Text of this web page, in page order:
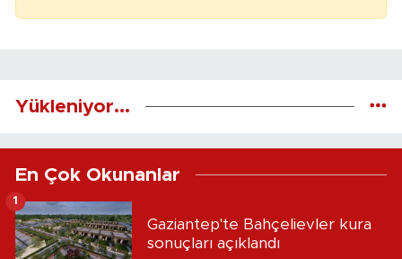
Yükleniyor...
En Çok Okunanlar
Gaziantep'te Bahçelievler kura
sonuçları açıklandı
1